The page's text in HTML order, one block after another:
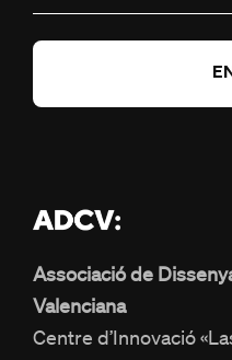
Associació de
Valenciana
Centre d’Innovació